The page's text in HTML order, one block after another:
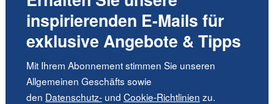
inspirierenden E-Mails für
exklusive Angebote & Tipps
Mit Ihrem Abonnement stimmen Sie unseren
Allgemeinen Geschäfts sowie
den Datenschutz-und Cookie-Richtlinien zu.